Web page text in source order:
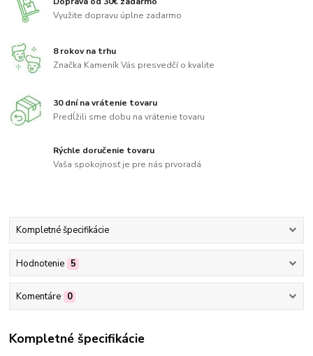
Využite dopravu úplne zadarmo
8 rokov na trhu
Značka Kameník Vás presvedčí o kvalite
30 dní na vrátenie tovaru
Predĺžili sme dobu na vrátenie tovaru
Rýchle doručenie tovaru
Vaša spokojnosť je pre nás prvoradá
Kompletné špecifikácie
Hodnotenie 5
Komentáre 0
Kompletné špecifikácie